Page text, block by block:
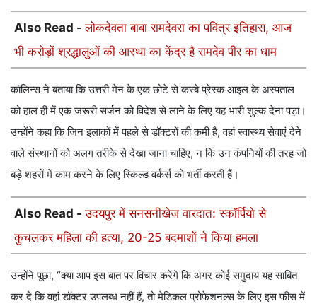
Also Read -लोकदेवता बाबा रामदेवरा का पवित्र इतिहास, आज
भी करोड़ों श्रद्धालुओं की आस्था का केंद्र है रामदेव पीर का धाम
कॉलिन्स ने बताया कि उत्तरी मेन के एक छोटे से कस्बे प्रेस्क आइल के अस्पताल
को हाल ही में एक जरूरी सर्जन को विदेश से लाने के लिए यह भारी शुल्क देना पड़ा।
उन्होंने कहा कि जिन इलाकों में पहले से डॉक्टरों की कमी है, वहां स्वास्थ्य सेवाएं देने
वाले संस्थानों को अलग तरीके से देखा जाना चाहिए, न कि उन कंपनियों की तरह जो
बड़े शहरों में काम करने के लिए स्किल्ड वर्कर्स को भर्ती करती हैं।
Also Read -उदयपुर में सनसनीखेज वारदात: स्कॉर्पियो से
कुचलकर महिला की हत्या, 20-25 बदमाशों ने किया हमला
उन्होंने पूछा, “क्या आप इस बात पर विचार करेंगे कि अगर कोई समुदाय यह साबित
कर दे कि वहां डॉक्टर उपलब्ध नहीं हैं, तो मेडिकल प्रोफेशनल्स के लिए इस फीस में